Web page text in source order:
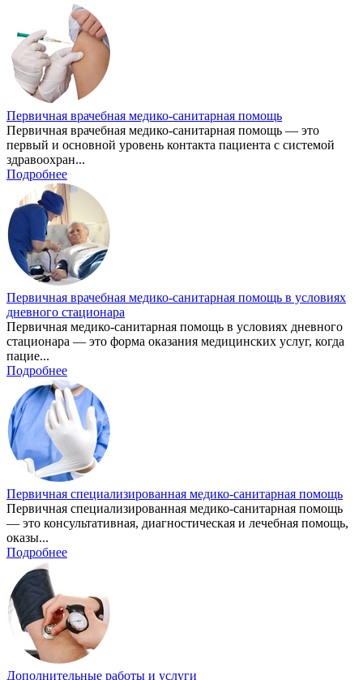
Первичная врачебная медико-санитарная помощь
Первичная врачебная медико-санитарная помощь — это
первый и основной уровень контакта пациента с системой
здравоохран...
Подробнее
Первичная врачебная медико-санитарная помощь в условиях
дневного стационара
Первичная медико-санитарная помощь в условиях дневного
стационара — это форма оказания медицинских услуг, когда
пацие...
Подробнее
Первичная специализированная медико-санитарная помощь
Первичная специализированная медико-санитарная помощь
— это консультативная, диагностическая и лечебная помощь,
оказы...
Подробнее
Дополнительные работы и услуги